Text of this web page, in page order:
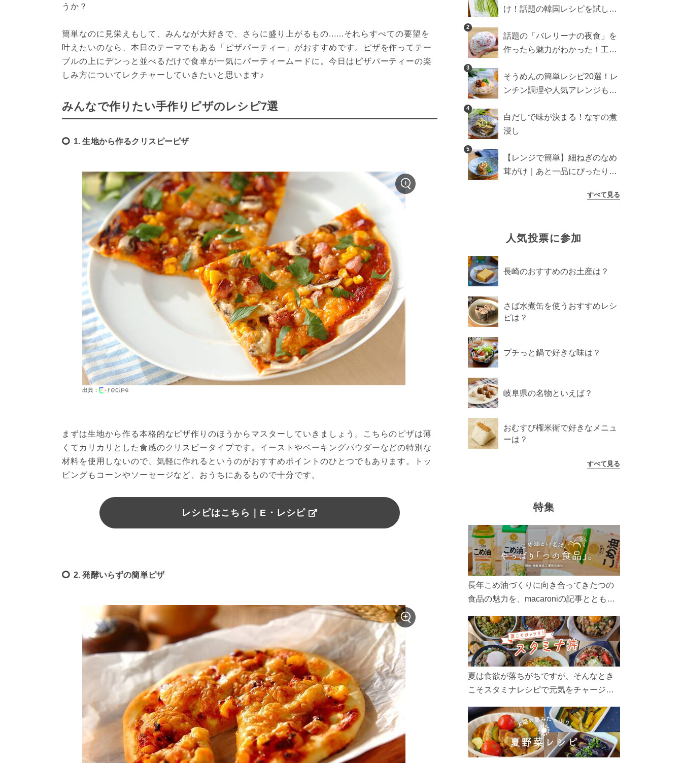
うか？
簡単なのに見栄えもして、みんなが大好きで、さらに盛り上がるもの......それらすべての要望を
叶えたいのなら、本日のテーマでもある「ピザパーティー」がおすすめです。
ピザを作ってテー
ブルの上にデンっと並べるだけで食卓が一気にパーティームードに。今日はピザパーティーの楽
しみ方についてレクチャーしていきたいと思います♪
みんなで作りたい手作りピザのレシピ7選
1. 生地から作るクリスピーピザ
出典：
まずは生地から作る本格的なピザ作りのほうからマスターしていきましょう。こちらのピザは薄
くてカリカリとした食感のクリスピータイプです。イーストやベーキングパウダーなどの特別な
材料を使用しないので、気軽に作れるというのがおすすめポイントのひとつでもあります。トッ
ピングもコーンやソーセージなど、おうちにあるもので十分です。
レシピはこちら｜E・レシピ
2. 発酵いらずの簡単ピザ
け！話題の韓国レシピを試した
2
話題の「バレリーナの夜食」を
作ったら魅力がわかった！工程
3
そうめんの簡単レシピ20選！レ
ンチン調理や人気アレンジも紹
4
白だしで味が決まる！なすの煮
浸し
5
【レンジで簡単】細ねぎのなめ
茸がけ｜あと一品にぴったり副
すべて見る
人気投票に参加
長崎のおすすめのお土産は？
さば水煮缶を使うおすすめレシ
ピは？
プチっと鍋で好きな味は？
岐阜県の名物といえば？
おむすび権米衛で好きなメニュ
ーは？
すべて見る
特集
長年こめ油づくりに向き合ってきたつの
食品の魅力を、macaroniの記事とともに
ん、製造現場や品質へのこだわりまで。
こめ油をもっと好きになるコンテンツを
ぜひお楽しみください。
夏は食欲が落ちがちですが、そんなとき
こそスタミナレシピで元気をチャージ！
リ食べて、夏バテを吹き飛ばしましょ
う！